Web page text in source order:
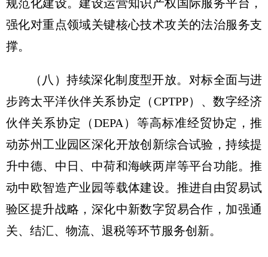
规范化建设。建设运营知识产权国际服务平台，
强化对重点领域关键核心技术攻关的法治服务支
撑。
（八）持续深化制度型开放。 对标全面与进
步跨太平洋伙伴关系协定（CPTPP）、数字经济
伙伴关系协定（DEPA）等高标准经贸协定，推
动苏州工业园区深化开放创新综合试验，持续提
升中德、中日、中荷和海峡两岸等平台功能。推
动中欧智造产业园等载体建设。推进自由贸易试
验区提升战略，深化中新数字贸易合作，加强通
关、结汇、物流、退税等环节服务创新。